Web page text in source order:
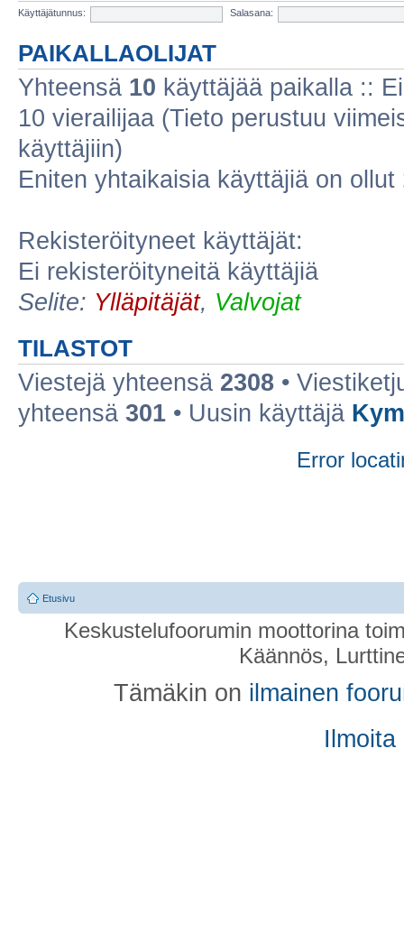
Käyttäjätunnus:
Salasana:
PAIKALLAOLIJAT
Yhteensä 10 käyttäjää paikalla ::
10 vierailijaa (Tieto perustuu
käyttäjiin)
Eniten yhtaikaisia käyttäjiä on ollut
Rekisteröityneet käyttäjät:
Ei rekisteröityneitä käyttäjiä
Selite: Ylläpitäjät, Valvojat
TILASTOT
Viestejä yhteensä 2308 •
yhteensä 301 • Uusin käyttäjä
Error
Etusivu
Keskustelufoorumin moottorina
Käännös,
Tämäkin on ilmainen